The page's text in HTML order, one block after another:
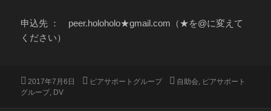
申込先 ： peer.holoholo★gmail.com（★を@に変えて
ください）
投
稿
2017年7月6日
カ
ピアサポートグループ
タ
自助会
ピアサポート
グループ DV